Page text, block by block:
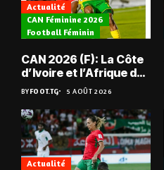
Actualité
CAN Féminine 2026
Football Féminin
CAN 2026 (F): La Côte
d’Ivoire et l’Afrique du
Sud en quarts
BYFOOT.TG 5 AOÛT 2026
Actualité